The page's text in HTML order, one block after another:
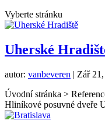
Vyberte stránku
Uherské
autor: vanbeveren | Zář
Úvodní stránka >
Hliníkové posuvné dveře